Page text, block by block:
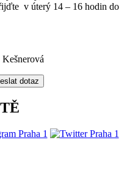
v úterý 14 – 16 hodin do
dotaz